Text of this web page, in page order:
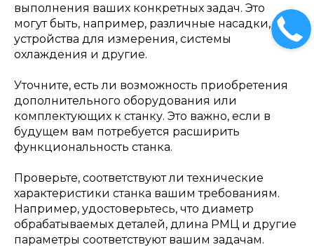
выполнения ваших конкретных задач. Это
могут быть, например, различные насадки,
устройства для измерения, системы
охлаждения и другие.
Уточните, есть ли возможность приобретения
дополнительного оборудования или
комплектующих к станку. Это важно, если в
будущем вам потребуется расширить
функциональность станка.
Проверьте, соответствуют ли технические
характеристики станка вашим требованиям.
Например, удостоверьтесь, что диаметр
обрабатываемых деталей, длина РМЦ и другие
параметры соответствуют вашим задачам.